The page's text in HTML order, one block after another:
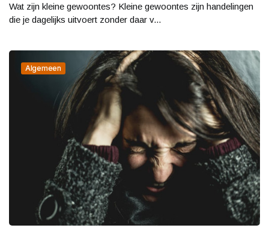
Wat zijn kleine gewoontes? Kleine gewoontes zijn handelingen
die je dagelijks uitvoert zonder daar v...
Algemeen